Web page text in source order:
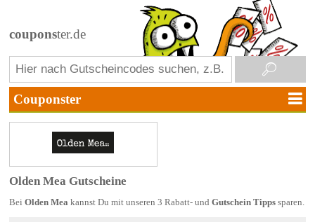
couponster.de
Olden Mea Gutscheine
Bei Olden Mea kannst Du mit unseren 3 Rabatt- und Gutschein Tippssparen.